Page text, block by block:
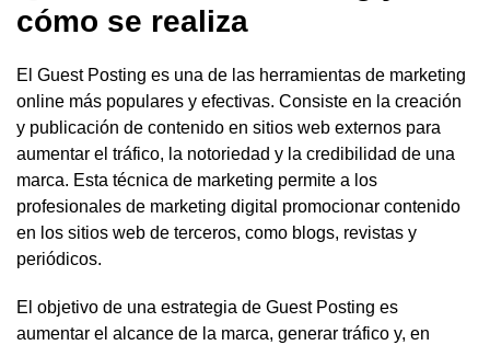
cómo se realiza
El Guest Posting es una de las herramientas de marketing
online más populares y efectivas. Consiste en la creación
y publicación de contenido en sitios web externos para
aumentar el tráfico, la notoriedad y la credibilidad de una
marca. Esta técnica de marketing permite a los
profesionales de marketing digital promocionar contenido
en los sitios web de terceros, como blogs, revistas y
periódicos.
El objetivo de una estrategia de Guest Posting es
aumentar el alcance de la marca, generar tráfico y, en